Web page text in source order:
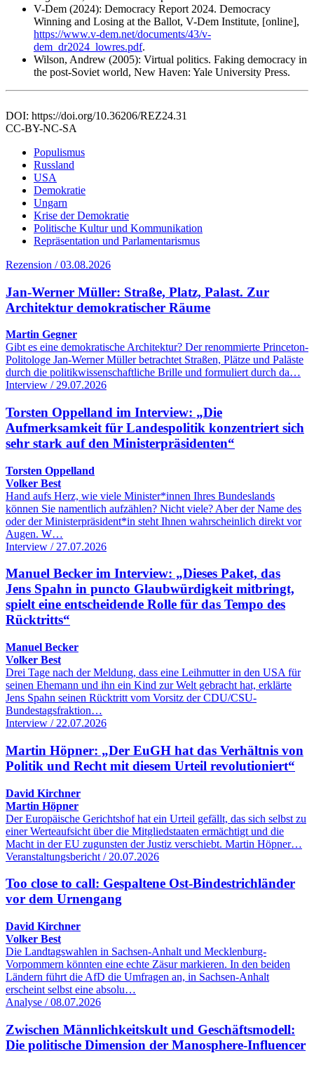
V-Dem (2024): Democracy Report 2024. Democracy
Winning and Losing at the Ballot, V-Dem Institute, [online],
https://www.v-dem.net/documents/43/v-
dem_dr2024_lowres.pdf.
Wilson, Andrew (2005): Virtual politics. Faking democracy in
the post-Soviet world, New Haven: Yale University Press.
DOI: https://doi.org/10.36206/REZ24.31
CC-BY-NC-SA
Populismus
Russland
USA
Demokratie
Ungarn
Krise der Demokratie
Politische Kultur und Kommunikation
Repräsentation und Parlamentarismus
Rezension / 03.08.2026
Jan-Werner Müller: Straße, Platz, Palast. Zur
Architektur demokratischer Räume
Martin Gegner
Gibt es eine demokratische Architektur? Der renommierte Princeton-
Politologe Jan-Werner Müller betrachtet Straßen, Plätze und Paläste
durch die politikwissenschaftliche Brille und formuliert durch da…
Interview / 29.07.2026
Torsten Oppelland im Interview: „Die
Aufmerksamkeit für Landespolitik konzentriert sich
sehr stark auf den Ministerpräsidenten“
Torsten Oppelland
Volker Best
Hand aufs Herz, wie viele Minister*innen Ihres Bundeslands
können Sie namentlich aufzählen? Nicht viele? Aber der Name des
oder der Ministerpräsident*in steht Ihnen wahrscheinlich direkt vor
Augen. W…
Interview / 27.07.2026
Manuel Becker im Interview: „Dieses Paket, das
Jens Spahn in puncto Glaubwürdigkeit mitbringt,
spielt eine entscheidende Rolle für das Tempo des
Rücktritts“
Manuel Becker
Volker Best
Drei Tage nach der Meldung, dass eine Leihmutter in den USA für
seinen Ehemann und ihn ein Kind zur Welt gebracht hat, erklärte
Jens Spahn seinen Rücktritt vom Vorsitz der CDU/CSU-
Bundestagsfraktion…
Interview / 22.07.2026
Martin Höpner: „Der EuGH hat das Verhältnis von
Politik und Recht mit diesem Urteil revolutioniert“
David Kirchner
Martin Höpner
Der Europäische Gerichtshof hat ein Urteil gefällt, das sich selbst zu
einer Werteaufsicht über die Mitgliedstaaten ermächtigt und die
Macht in der EU zugunsten der Justiz verschiebt. Martin Höpner…
Veranstaltungsbericht / 20.07.2026
Too close to call: Gespaltene Ost-Bindestrichländer
vor dem Urnengang
David Kirchner
Volker Best
Die Landtagswahlen in Sachsen-Anhalt und Mecklenburg-
Vorpommern könnten eine echte Zäsur markieren. In den beiden
Ländern führt die AfD die Umfragen an, in Sachsen-Anhalt
erscheint selbst eine absolu…
Analyse / 08.07.2026
Zwischen Männlichkeitskult und Geschäftsmodell:
Die politische Dimension der Manosphere-Influencer